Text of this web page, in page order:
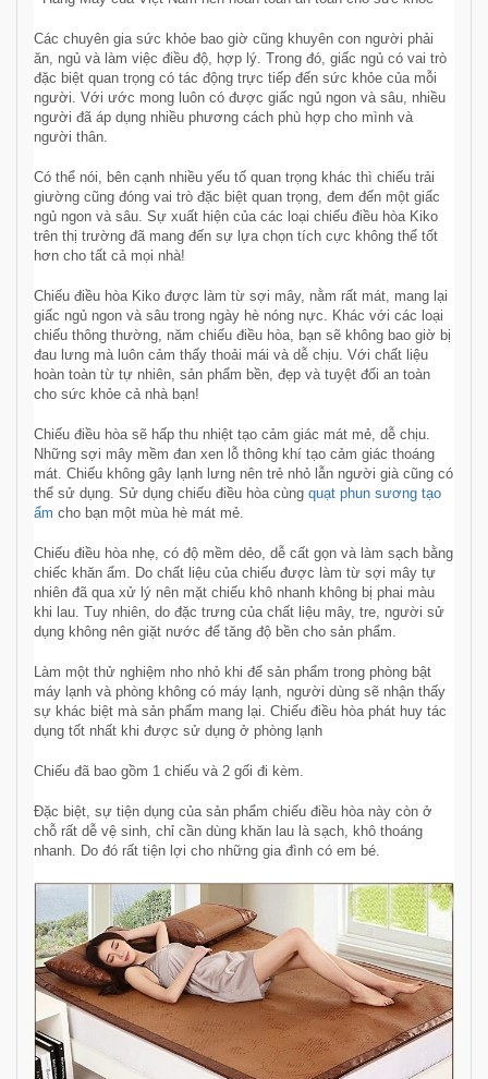
Các chuyên gia sức khỏe bao giờ cũng khuyên con người phải
ăn, ngủ và làm việc điều độ, hợp lý. Trong đó, giấc ngủ có vai trò
đặc biệt quan trọng có tác động trực tiếp đến sức khỏe của mỗi
người. Với ước mong luôn có được giấc ngủ ngon và sâu, nhiều
người đã áp dụng nhiều phương cách phù hợp cho mình và
người thân.
Có thể nói, bên cạnh nhiều yếu tố quan trọng khác thì chiếu trải
giường cũng đóng vai trò đặc biệt quan trọng, đem đến một giấc
ngủ ngon và sâu. Sự xuất hiện của các loại chiếu điều hòa Kiko
trên thị trường đã mang đến sự lựa chọn tích cực không thể tốt
hơn cho tất cả mọi nhà!
Chiếu điều hòa Kiko được làm từ sợi mây, nằm rất mát, mang lại
giấc ngủ ngon và sâu trong ngày hè nóng nực. Khác với các loại
chiếu thông thường, năm chiếu điều hòa, bạn sẽ không bao giờ bị
đau lưng mà luôn cảm thấy thoải mái và dễ chịu. Với chất liệu
hoàn toàn từ tự nhiên, sản phẩm bền, đẹp và tuyệt đối an toàn
cho sức khỏe cả nhà bạn!
Chiếu điều hòa sẽ hấp thu nhiệt tạo cảm giác mát mẻ, dễ chịu.
Những sợi mây mềm đan xen lỗ thông khí tạo cảm giác thoáng
mát. Chiếu không gây lạnh lưng nên trẻ nhỏ lẫn người già cũng có
thể sử dụng. Sử dụng chiếu điều hòa cùng quạt phun sương tạo
ẩm cho bạn một mùa hè mát mẻ.
Chiếu điều hòa nhẹ, có độ mềm dẻo, dễ cất gọn và làm sạch bằng
chiếc khăn ẩm. Do chất liệu của chiếu được làm từ sợi mây tự
nhiên đã qua xử lý nên mặt chiếu khô nhanh không bị phai màu
khi lau. Tuy nhiên, do đặc trưng của chất liệu mây, tre, người sử
dụng không nên giặt nước để tăng độ bền cho sản phẩm.
Làm một thử nghiệm nho nhỏ khi để sản phẩm trong phòng bật
máy lạnh và phòng không có máy lạnh, người dùng sẽ nhận thấy
sự khác biệt mà sản phẩm mang lại. Chiếu điều hòa phát huy tác
dụng tốt nhất khi được sử dụng ở phòng lạnh
Chiếu đã bao gồm 1 chiếu và 2 gối đi kèm.
Đặc biệt, sự tiện dụng của sản phẩm chiếu điều hòa này còn ở
chỗ rất dễ vệ sinh, chỉ cần dùng khăn lau là sạch, khô thoáng
nhanh. Do đó rất tiện lợi cho những gia đình có em bé.